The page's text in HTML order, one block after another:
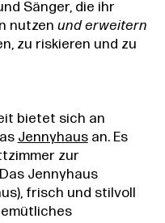
Sänger, die ihr
nutzen und erweitern
zu riskieren und zu
bietet sich an
Jennyhausan. Es
zur
Jennyhaus
frisch und stilvoll